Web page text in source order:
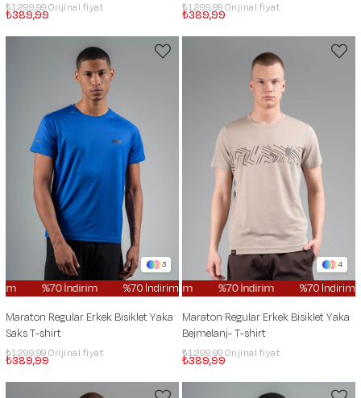
₺389,99
₺1.299,99
₺389,99
₺1.299,99
3
%70 İndirim %70 İndirim %70 İndirim %70 İndirim
Maraton Regular Erkek Bisiklet Yaka
Saks T-shirt
₺389,99
₺1.299,99
4
%70 İndirim %70 İndirim
%70 İndirim
Maraton Regular Erkek Bisiklet Yaka
Bejmelanj- T-shirt
₺389,99
₺1.299,99